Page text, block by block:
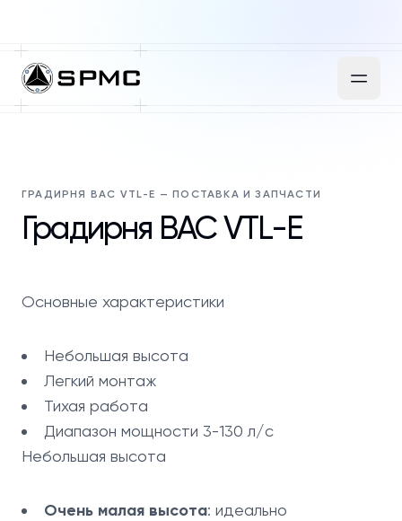
ГРАДИРНЯ BAC VTL-E — ПОСТАВКА И ЗАПЧАСТИ
Градирня BAC VTL-E
Основные характеристики
Небольшая высота
Легкий монтаж
Тихая работа
Диапазон мощности 3-130 л/с
Небольшая высота
Очень малая высота: идеально